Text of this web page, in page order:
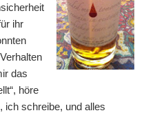
ihr
das
höre
ich schreibe, und alles